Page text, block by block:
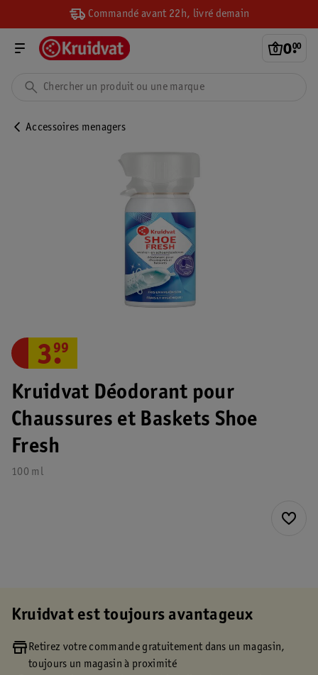
Commandé avant 22h, livré demain
0.
00
Accessoires menagers
Kruidvat Déodorant pour
Chaussures et Baskets Shoe
Fresh
100 ml
3.
99
Kruidvat est toujours avantageux
Retirez votre commande gratuitement dans un magasin,
toujours un magasin à proximité